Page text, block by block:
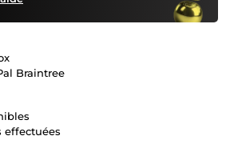
Braintree
effectuées